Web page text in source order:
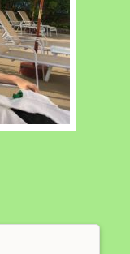
と
【イ
カ
の
お
造
り
っ
京
ス
カ
イ
ツ
リ
ー